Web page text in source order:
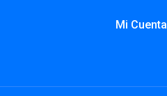
Mi Cuenta